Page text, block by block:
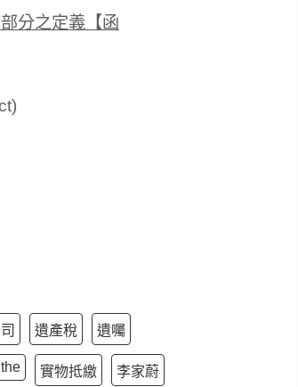
分之定義【函
遺產稅 遺囑
the 實物抵繳 李家蔚